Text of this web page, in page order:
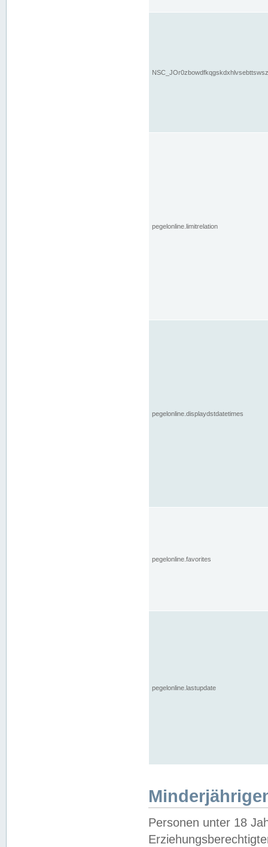
pegelonline.limitrelation
pegelonline.displaydstdatetimes
pegelonline.favorites
pegelonline.lastupdate
Personen unter 18